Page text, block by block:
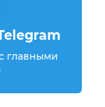
главными